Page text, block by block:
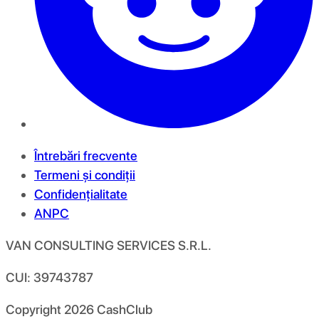
Întrebări frecvente
Termeni și condiții
Confidențialitate
ANPC
VAN CONSULTING SERVICES S.R.L.
CUI: 39743787
Copyright 2026CashClub